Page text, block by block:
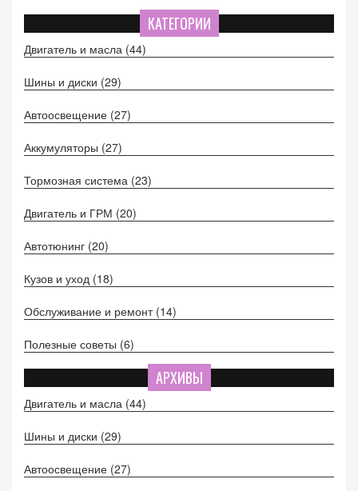
варианты восстановления после обрыва ремня и советы
по своевременной замене деталей. Важность
правильного ухода за ремнем ГРМ подчеркивается через
КАТЕГОРИИ
Двигатель и масла (44)
Шины и диски (29)
Автоосвещение (27)
Аккумуляторы (27)
Тормозная система (23)
Двигатель и ГРМ (20)
Автотюнинг (20)
Кузов и уход (18)
Обслуживание и ремонт (14)
Полезные советы (6)
АРХИВЫ
Двигатель и масла (44)
Шины и диски (29)
Автоосвещение (27)